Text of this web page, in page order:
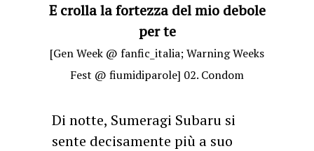
E crolla la fortezza del mio debole
per te
[Gen Week @ fanfic_italia; Warning Weeks
Fest @ fiumidiparole] 02. Condom
Di notte, Sumeragi Subaru si
sente decisamente più a suo